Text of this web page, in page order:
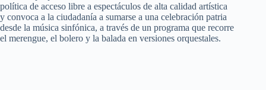
política de acceso libre a espectáculos de alta calidad artística
y convoca a la ciudadanía a sumarse a una celebración patria
desde la música sinfónica, a través de un programa que recorre
el merengue, el bolero y la balada en versiones orquestales.